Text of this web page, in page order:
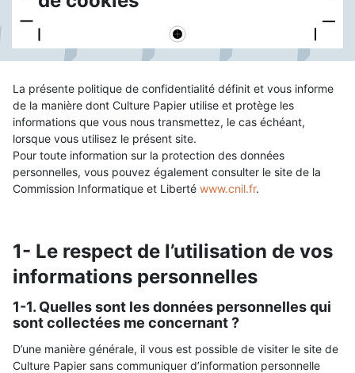
La présente politique de confidentialité définit et vous informe
de la manière dont Culture Papier utilise et protège les
informations que vous nous transmettez, le cas échéant,
lorsque vous utilisez le présent site.
Pour toute information sur la protection des données
personnelles, vous pouvez également consulter le site de la
Commission Informatique et Liberté www.cnil.fr.
1- Le respect de l’utilisation de vos
informations personnelles
1-1. Quelles sont les données personnelles qui
sont collectées me concernant ?
D’une manière générale, il vous est possible de visiter le site de
Culture Papier sans communiquer d’information personnelle